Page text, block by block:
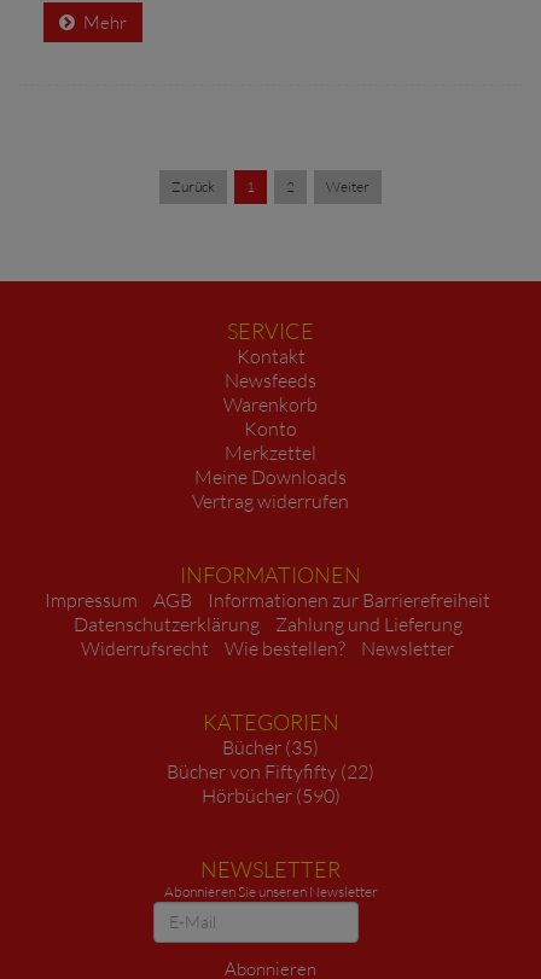
Mehr
Zurück 1 2 Weiter
SERVICE
Kontakt
Newsfeeds
Warenkorb
Konto
Merkzettel
Meine Downloads
Vertrag widerrufen
INFORMATIONEN
Impressum AGB
Informationen zur Barrierefreiheit
Datenschutzerklärung
Zahlung und Lieferung
Widerrufsrecht
Wie bestellen? Newsletter
KATEGORIEN
Bücher (35)
Bücher von Fiftyfifty (22)
Hörbücher (590)
NEWSLETTER
Abonnieren Sie unseren Newsletter
Newsletter
Abonnieren